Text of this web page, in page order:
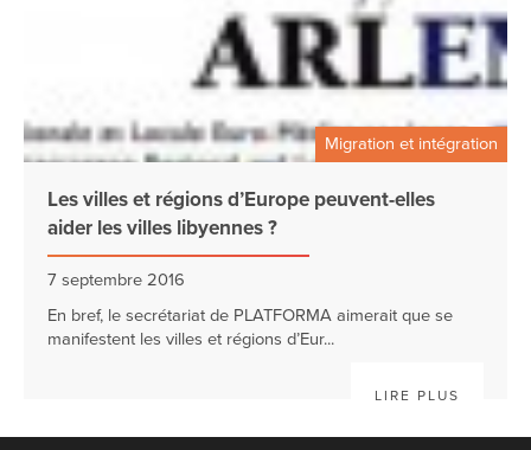
Migration et intégration
Les villes et régions d’Europe peuvent-elles
aider les villes libyennes ?
7 septembre 2016
En bref, le secrétariat de PLATFORMA aimerait que se
manifestent les villes et régions d’Eur...
LIRE PLUS